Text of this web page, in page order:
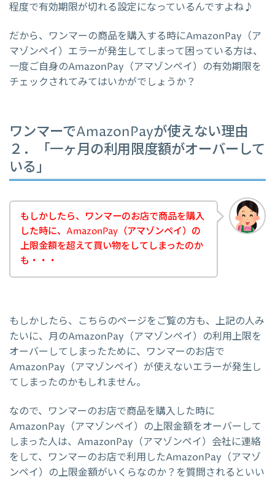
程度で有効期限が切れる設定になっているんですよね♪
だから、ワンマーの商品を購入する時にAmazonPay（ア
マゾンペイ）エラーが発生してしまって困っている方は、
一度ご自身のAmazonPay（アマゾンペイ）の有効期限を
チェックされてみてはいかがでしょうか？
ワンマーでAmazonPayが使えない理由
２．「一ヶ月の利用限度額がオーバーして
いる」
もしかしたら、ワンマーのお店で商品を購入
した時に、AmazonPay（アマゾンペイ）の
上限金額を超えて買い物をしてしまったのか
も・・・
もしかしたら、こちらのページをご覧の方も、上記の人み
たいに、月のAmazonPay（アマゾンペイ）の利用上限を
オーバーしてしまったために、ワンマーのお店で
AmazonPay（アマゾンペイ）が使えないエラーが発生し
てしまったのかもしれません。
なので、ワンマーのお店で商品を購入した時に
AmazonPay（アマゾンペイ）の上限金額をオーバーして
しまった人は、AmazonPay（アマゾンペイ）会社に連絡
をして、ワンマーのお店で利用したAmazonPay（アマゾ
ンペイ）の上限金額がいくらなのか？を質問されるといい